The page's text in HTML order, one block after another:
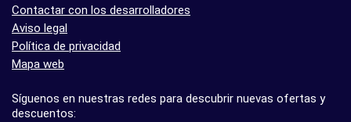
Contactar con los desarrolladores
Aviso legal
Política de privacidad
Mapa web
Síguenos en nuestras redes para descubrir nuevas ofertas y
descuentos: